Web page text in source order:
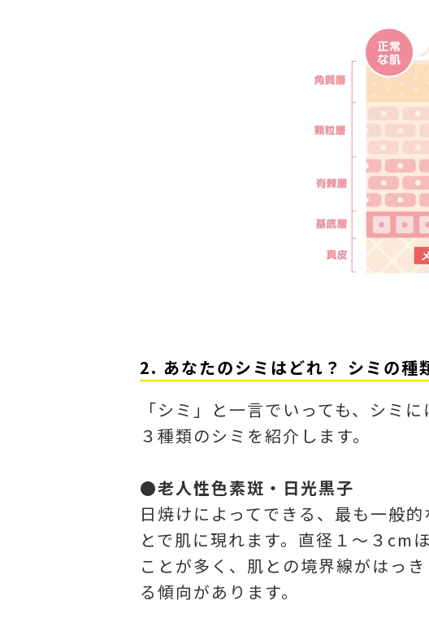
2. あなたのシミはどれ？ シミの種
「シミ」と一言でいっても、シミ
３種類のシミを紹介します。
●老人性色素斑・日光黒子
日焼けによってできる、最も一般
とで肌に現れます。直径１〜３cm
ことが多く、肌との境界線がはっ
る傾向があります。